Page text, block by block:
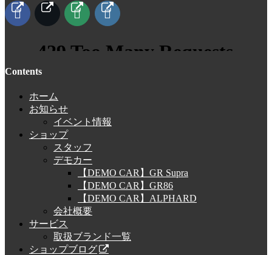
Contents
ホーム
お知らせ
イベント情報
ショップ
スタッフ
デモカー
【DEMO CAR】GR Supra
【DEMO CAR】GR86
【DEMO CAR】ALPHARD
会社概要
サービス
取扱ブランド一覧
ショップブログ